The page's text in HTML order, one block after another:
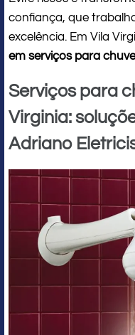
confiança, que
excelência. Em Vila
em serviços para
Serviços para
Virginia:
Adriano